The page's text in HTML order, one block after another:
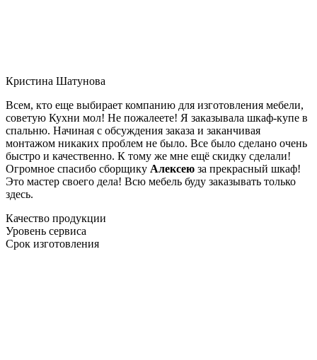
Кристина Шатунова
Всем, кто еще выбирает компанию для изготовления мебели,
советую Кухни мол! Не пожалеете! Я заказывала шкаф-купе в
спальню. Начиная с обсуждения заказа и заканчивая
монтажом никаких проблем не было. Все было сделано очень
быстро и качественно. К тому же мне ещё скидку сделали!
Огромное спасибо сборщику Алексею за прекрасный шкаф!
Это мастер своего дела! Всю мебель буду заказывать только
здесь.
Качество продукции
Уровень сервиса
Срок изготовления